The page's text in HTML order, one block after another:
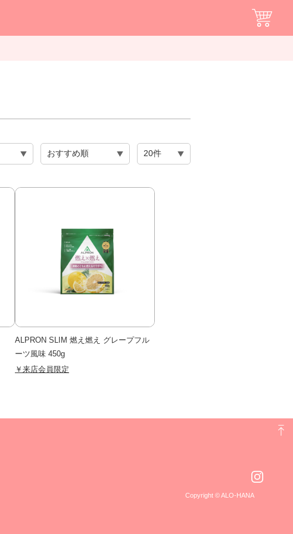
ALPRON SLIM 燃え燃え グレープフル
ーツ風味 450g
￥来店会員限定
Copyright © ALO-HANA